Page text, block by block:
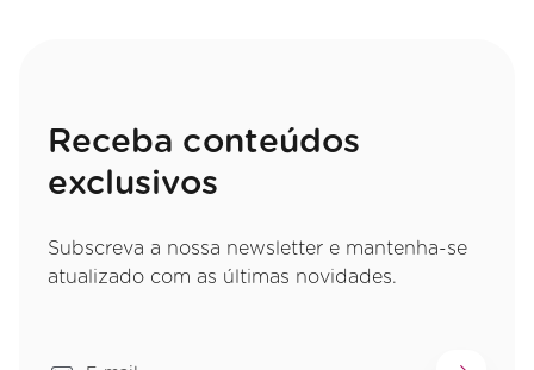
Receba conteúdos
exclusivos
Subscreva a nossa newsletter e mantenha-se
atualizado com as últimas novidades.